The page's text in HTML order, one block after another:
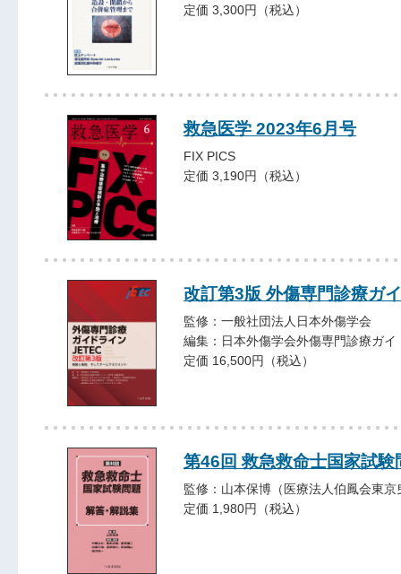
定価 3,300円（税込）
救急医学 2023年6月号
FIX PICS
定価 3,190円（税込）
改訂第3版 外傷専門診療ガ
監修：一般社団法人日本外傷学会
編集：日本外傷学会外傷専門診療ガ
定価 16,500円（税込）
第46回 救急救命士国家試験
監修：山本保博（医療法人伯鳳会東
定価 1,980円（税込）